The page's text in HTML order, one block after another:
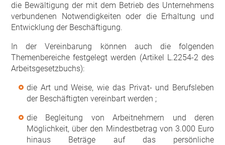
die Bewältigung der mit dem Betrieb des Unternehmens
verbundenen Notwendigkeiten oder die Erhaltung und
Entwicklung der Beschäftigung.
In der Vereinbarung können auch die folgenden
Themenbereiche festgelegt werden (Artikel L.2254-2 des
Arbeitsgesetzbuchs):
die Art und Weise, wie das Privat- und Berufsleben
der Beschäftigten vereinbart werden ;
die Begleitung von Arbeitnehmern und deren
Möglichkeit, über den Mindestbetrag von 3.000 Euro
hinaus Beträge auf das persönliche